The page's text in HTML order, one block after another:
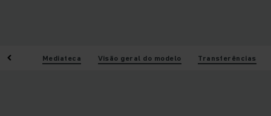
Mediateca Visão geral do modelo Transferências